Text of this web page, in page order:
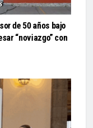
de 50 años bajo
“noviazgo” con